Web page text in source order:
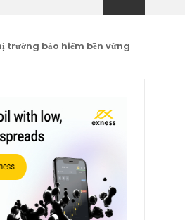
bảo hiểm bền vững